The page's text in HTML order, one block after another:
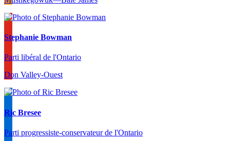
Stephanie Bowman
Parti libéral de l'Ontario
Don Valley-Ouest
Ric Bresee
Parti progressiste-conservateur de l'Ontario